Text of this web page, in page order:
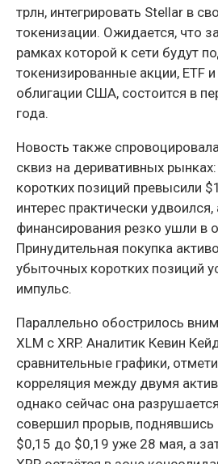
трлн, интегрировать Stellar в
токенизации. Ожидается, что
рамках которой к сети будут
токенизированные акции, ETF
облигации США, состоится в
года.
Новость также
сквиз на деривативных
коротких позиций превысили
интерес практически удвоился,
финансирования резко ушли в
Принудительная покупка
убыточных коротких позиций
импульс.
Параллельно обострилось
XLM с XRP. Аналитик Кевин
сравнительные графики,
корреляция между двумя
однако сейчас она
совершил прорыв, поднявшись
$0,15 до $0,19 уже 28 мая, а